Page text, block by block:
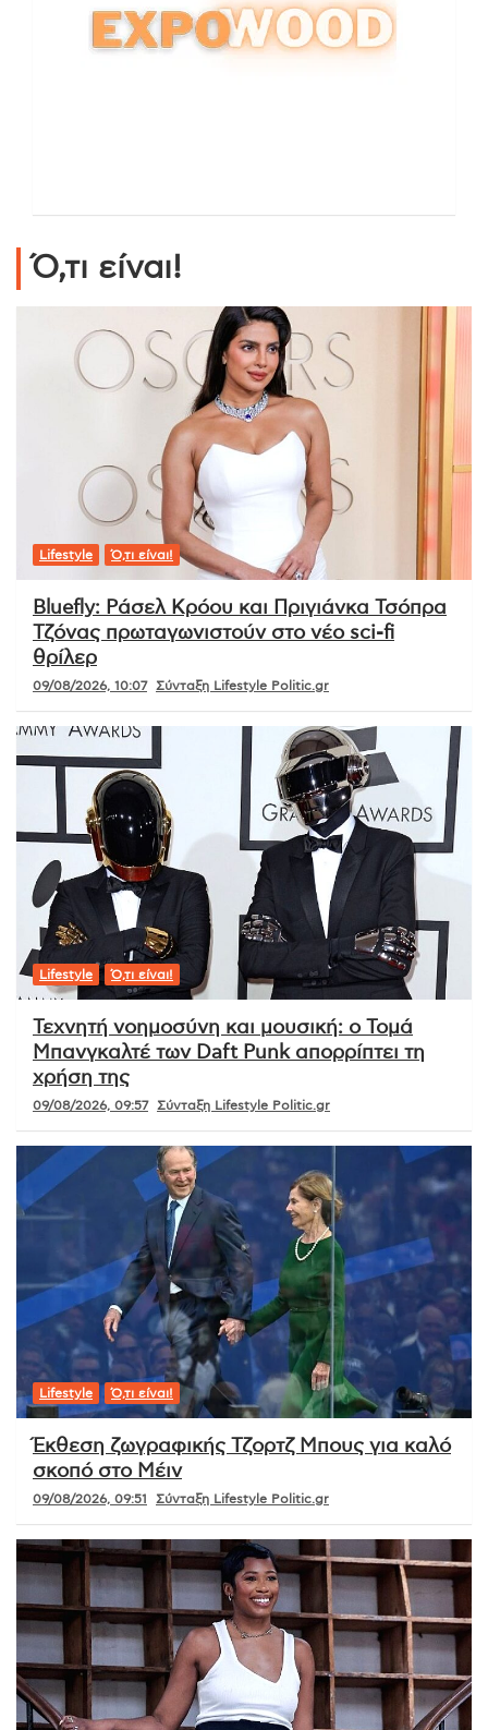
Ό,τι είναι!
Lifestyle Ό,τι είναι!
Bluefly: Ράσελ Κρόου και Πριγιάνκα Τσόπρα
Τζόνας πρωταγωνιστούν στο νέο sci-fi
θρίλερ
09/08/2026, 10:07 Σύνταξη Lifestyle Politic.gr
Lifestyle Ό,τι είναι!
Τεχνητή νοημοσύνη και μουσική: ο Τομά
Μπανγκαλτέ των Daft Punk απορρίπτει τη
χρήση της
09/08/2026, 09:57 Σύνταξη Lifestyle Politic.gr
Lifestyle Ό,τι είναι!
Έκθεση ζωγραφικής Τζορτζ Μπους για καλό
σκοπό στο Μέιν
09/08/2026, 09:51 Σύνταξη Lifestyle Politic.gr